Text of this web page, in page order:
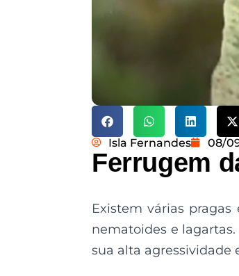
Isla Fernandes 08/
Ferrugem
Existem várias
nematoides e
sua alta agressividade